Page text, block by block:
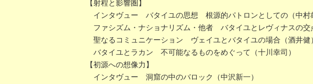
【射程と影響圏】
インタヴュー バタイユの思想 根源的パトロンとしての（中村
ファシズム・ナショナリズム・他者 バタイユとレヴィナスの交
聖なるコミュニケーション ヴェイユとバタイユの場合（酒井健
バタイユとラカン 不可能なるものをめぐって（十川幸司）
【初源への想像力】
インタヴュー 洞窟の中のバロック（中沢新一）